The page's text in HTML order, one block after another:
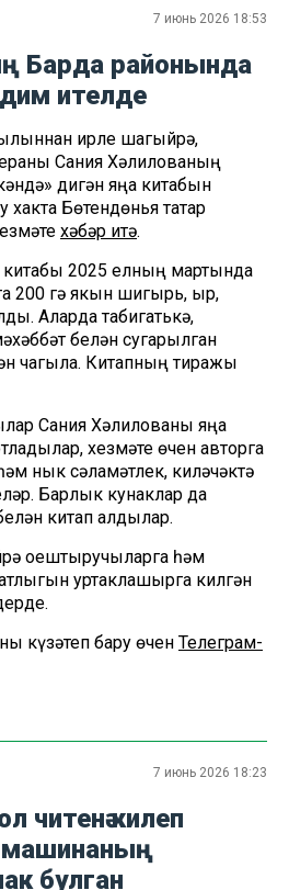
7 июнь 2026 18:53
Барда районында
ителде
җирле шагыйрә,
Сания Хәлилованың
дигән яңа китабын
Бөтендөнья татар
хәбәр итә.
2025 елның мартында
200 гә якын шигырь, җыр,
Аларда табигатькә,
белән сугарылган
чагыла. Китапның тиражы
Сания Хәлилованы яңа
хезмәте өчен авторга
нык сәламәтлек, киләчәктә
Барлык кунаклар да
китап алдылар.
оештыручыларга һәм
уртаклашырга килгән
күзәтеп бару өчен Телеграм-
7 июнь 2026 18:23
читенә килеп
машинаның
булган